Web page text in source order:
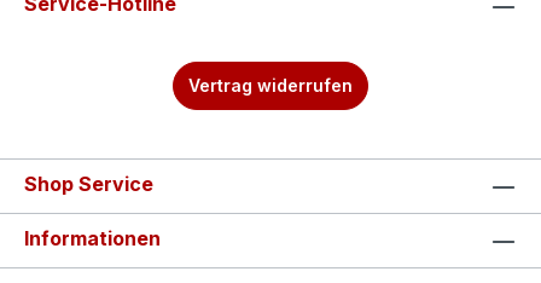
Vertrag widerrufen
Shop Service
Informationen